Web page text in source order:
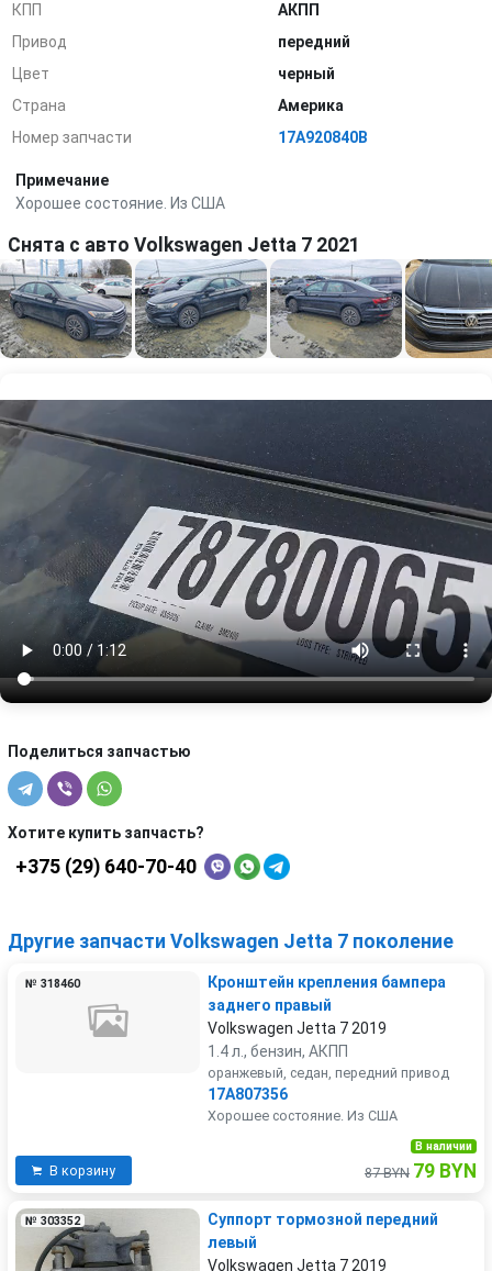
КПП
АКПП
Привод
передний
Цвет
черный
Страна
Америка
Номер запчасти
17A920840B
Примечание
Хорошее состояние. Из США
Снята с авто Volkswagen Jetta 7 2021
Поделиться запчастью
Хотите купить запчасть?
+375 (29) 640-70-40
Другие запчасти Volkswagen Jetta 7 поколение
№ 318460
Кронштейн крепления бампера
заднего правый
Volkswagen Jetta 7 2019
1.4 л., бензин, АКПП
оранжевый, седан, передний привод
17A807356
Хорошее состояние. Из США
В корзину
В наличии
87 BYN 79 BYN
№ 303352
Суппорт тормозной передний
левый
Volkswagen Jetta 7 2019